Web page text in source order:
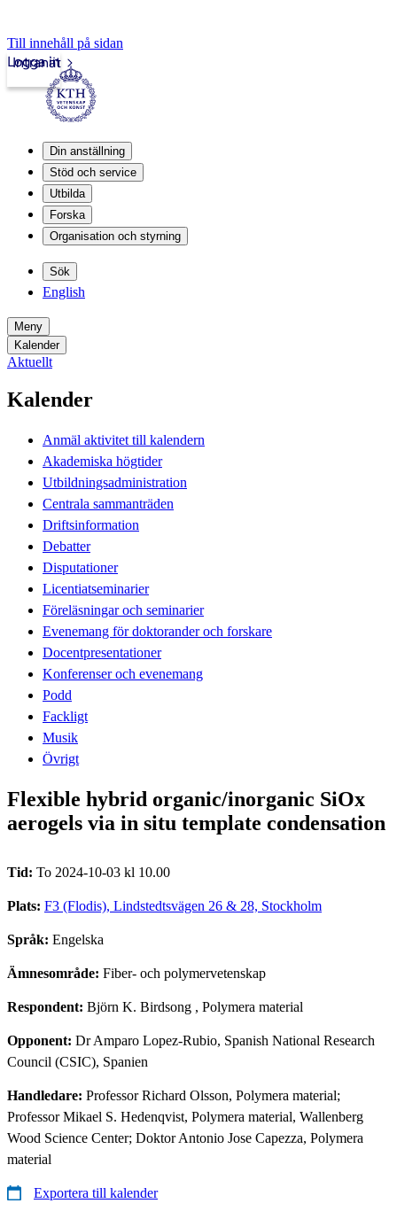
Till innehåll på sidan
Intranät
Logga in
Din anställning
Stöd och service
Utbilda
Forska
Organisation och styrning
Sök
English
Meny
Kalender
Aktuellt
Kalender
Anmäl aktivitet till kalendern
Akademiska högtider
Utbildningsadministration
Centrala sammanträden
Driftsinformation
Debatter
Disputationer
Licentiatseminarier
Föreläsningar och seminarier
Evenemang för doktorander och forskare
Docentpresentationer
Konferenser och evenemang
Podd
Fackligt
Musik
Övrigt
Flexible hybrid organic/inorganic SiOx
aerogels via in situ template condensation
Tid: To 2024-10-03 kl 10.00
Plats: F3 (Flodis), Lindstedtsvägen 26 & 28, Stockholm
Språk: Engelska
Ämnesområde: Fiber- och polymervetenskap
Respondent: Björn K. Birdsong , Polymera material
Opponent: Dr Amparo Lopez-Rubio, Spanish National Research
Council (CSIC), Spanien
Handledare: Professor Richard Olsson, Polymera material;
Professor Mikael S. Hedenqvist, Polymera material, Wallenberg
Wood Science Center; Doktor Antonio Jose Capezza, Polymera
material
Exportera till kalender